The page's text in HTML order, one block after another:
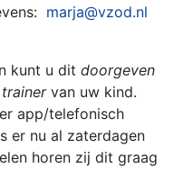
marja@vzod.nl
kunt u dit doorgeven
van uw kind.
app/telefonisch
er nu al zaterdagen
horen zij dit graag